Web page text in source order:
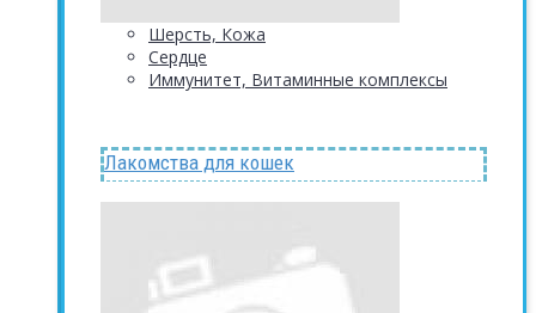
Шерсть, Кожа
Сердце
Иммунитет, Витаминные комплексы
Лакомства для кошек